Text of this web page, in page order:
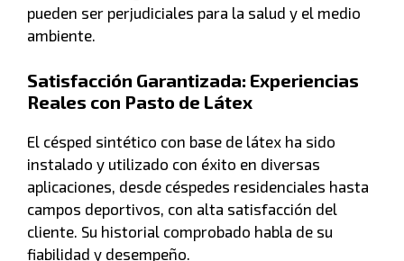
pueden ser perjudiciales para la salud y el medio
ambiente.
Satisfacción Garantizada: Experiencias
Reales con Pasto de Látex
El césped sintético con base de látex ha sido
instalado y utilizado con éxito en diversas
aplicaciones, desde céspedes residenciales hasta
campos deportivos, con alta satisfacción del
cliente. Su historial comprobado habla de su
fiabilidad y desempeño.